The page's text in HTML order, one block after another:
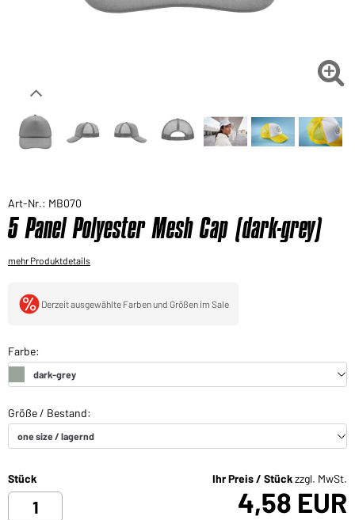
Sie möchten gerne für Ihren privaten Bedarf

Art-Nr.: MB070
5 Panel Polyester Mesh Cap (dark-grey)
mehr Produktdetails
Derzeit ausgewählte Farben und Größen im Sale
Stück Ihr Preis / Stückzzgl. MwSt.
4,58 EUR